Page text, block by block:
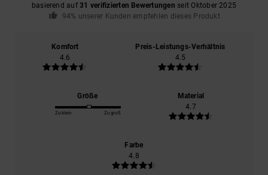
basierend auf31 verifizierten Bewertungen seit Oktober 2025
94% unserer Kunden empfehlen dieses Produkt
Komfort
4.6
Preis-Leistungs-Verhältnis
4.5
Größe
Zu klein Zu groß
Material
4.7
Farbe
4.8